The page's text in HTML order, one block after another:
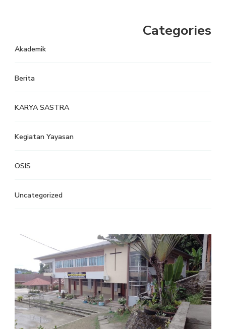
Categories
Akademik
Berita
KARYA SASTRA
Kegiatan Yayasan
OSIS
Uncategorized